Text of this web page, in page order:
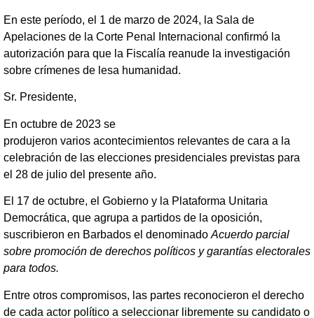
En este período, el 1 de marzo de 2024, la Sala de
Apelaciones de la Corte Penal Internacional confirmó la
autorización para que la Fiscalía reanude la investigación
sobre crímenes de lesa humanidad.
Sr. Presidente,
En octubre de 2023 se
produjeron varios acontecimientos relevantes de cara a la
celebración de las elecciones presidenciales previstas para
el 28 de julio del presente año.
El 17 de octubre, el Gobierno y la Plataforma Unitaria
Democrática, que agrupa a partidos de la oposición,
suscribieron en Barbados el denominado Acuerdo parcial
sobre promoción de derechos políticos y garantías electorales
para todos.
Entre otros compromisos, las partes reconocieron el derecho
de cada actor político a seleccionar libremente su candidato o